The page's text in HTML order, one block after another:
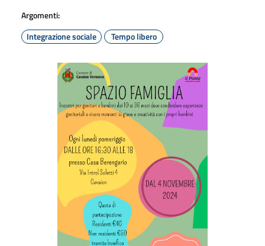
Argomenti:
Integrazione sociale
Tempo libero